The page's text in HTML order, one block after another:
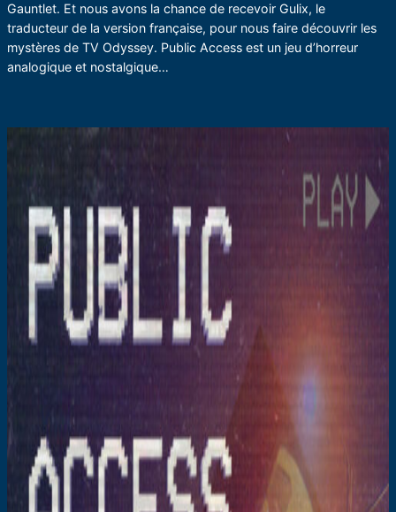
Gauntlet. Et nous avons la chance de recevoir Gulix, le
traducteur de la version française, pour nous faire découvrir les
mystères de TV Odyssey. Public Access est un jeu d’horreur
analogique et nostalgique…